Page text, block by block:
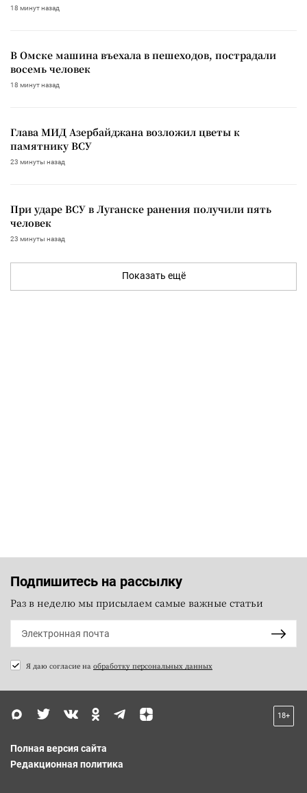
18 минут назад
В Омске машина въехала в пешеходов, пострадали
восемь человек
18 минут назад
Глава МИД Азербайджана возложил цветы к
памятнику ВСУ
23 минуты назад
При ударе ВСУ в Луганске ранения получили пять
человек
23 минуты назад
Показать ещё
Подпишитесь на рассылку
Раз в неделю мы присылаем самые важные статьи
Я даю согласие на обработку персональных данных
18+
Полная версия сайта
Редакционная политика